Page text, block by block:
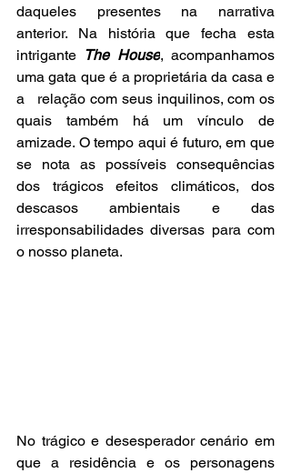
daqueles presentes na narrativa
anterior. Na história que fecha esta
intrigante The House, acompanhamos
uma gata que é a proprietária da casa e
a   relação com seus inquilinos, com os
quais também há um vínculo de
amizade. O tempo aqui é futuro, em que
se nota as possíveis consequências
dos trágicos efeitos climáticos, dos
descasos ambientais e das
irresponsabilidades diversas para com
o nosso planeta.
No trágico e desesperador cenário em
que a residência e os personagens